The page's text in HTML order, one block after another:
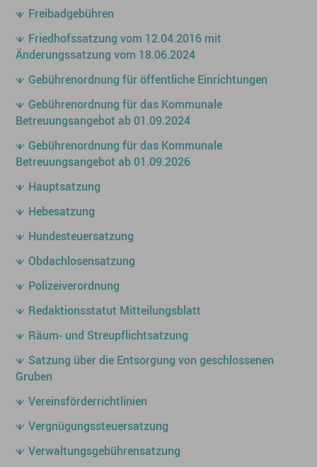
Freibadgebühren
Friedhofssatzung vom 12.04.2016 mit
Änderungssatzung vom 18.06.2024
Gebührenordnung für öffentliche Einrichtungen
Gebührenordnung für das Kommunale
Betreuungsangebot ab 01.09.2024
Gebührenordnung für das Kommunale
Betreuungsangebot ab 01.09.2026
Hauptsatzung
Hebesatzung
Hundesteuersatzung
Obdachlosensatzung
Polizeiverordnung
Redaktionsstatut Mitteilungsblatt
Räum- und Streupflichtsatzung
Satzung über die Entsorgung von geschlossenen
Gruben
Vereinsförderrichtlinien
Vergnügungssteuersatzung
Verwaltungsgebührensatzung